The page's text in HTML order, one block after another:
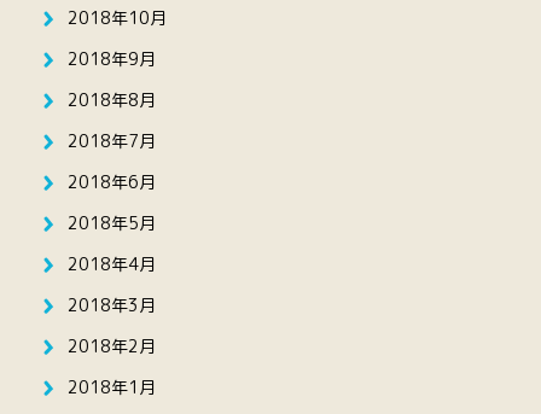
2018年10月
2018年9月
2018年8月
2018年7月
2018年6月
2018年5月
2018年4月
2018年3月
2018年2月
2018年1月